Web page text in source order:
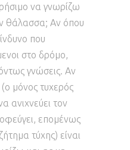
να γνωρίζω
θάλασσα; Αν όπου
που
στο δρόμο,
γνώσεις. Αν
μόνος τυχερός
ανιχνεύει τον
επομένως
τύχης) είναι